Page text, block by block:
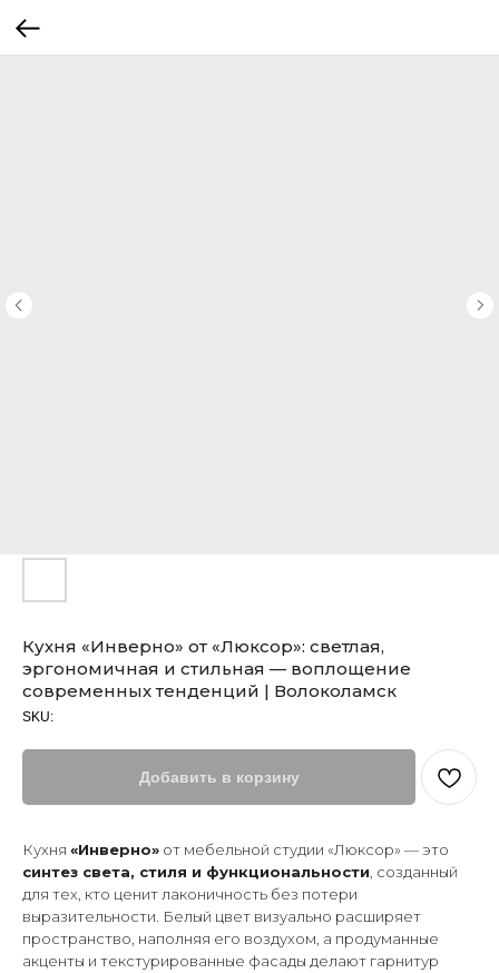
Кухня «Инверно» от «Люксор»: светлая,
эргономичная и стильная — воплощение
современных тенденций | Волоколамск
SKU:
Добавить в корзину
Кухня «Инверно» от мебельной студии «Люксор» — это
синтез света, стиля и функциональности , созданный
для тех, кто ценит лаконичность без потери
выразительности. Белый цвет визуально расширяет
пространство, наполняя его воздухом, а продуманные
акценты и текстурированные фасады делают гарнитур